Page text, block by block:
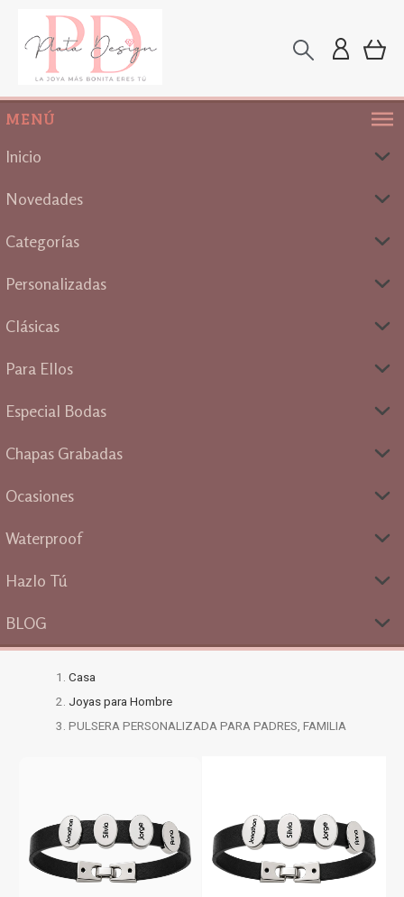
MENÚ
Inicio
Novedades
Categorías
Personalizadas
Clásicas
Para Ellos
Especial Bodas
Chapas Grabadas
Ocasiones
Waterproof
Hazlo Tú
BLOG
Casa
Joyas para Hombre
PULSERA PERSONALIZADA PARA PADRES, FAMILIA